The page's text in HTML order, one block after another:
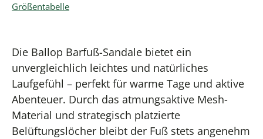
Größentabelle
Die Ballop Barfuß-Sandale bietet ein
unvergleichlich leichtes und natürliches
Laufgefühl – perfekt für warme Tage und aktive
Abenteuer. Durch das atmungsaktive Mesh-
Material und strategisch platzierte
Belüftungslöcher bleibt der Fuß stets angenehm